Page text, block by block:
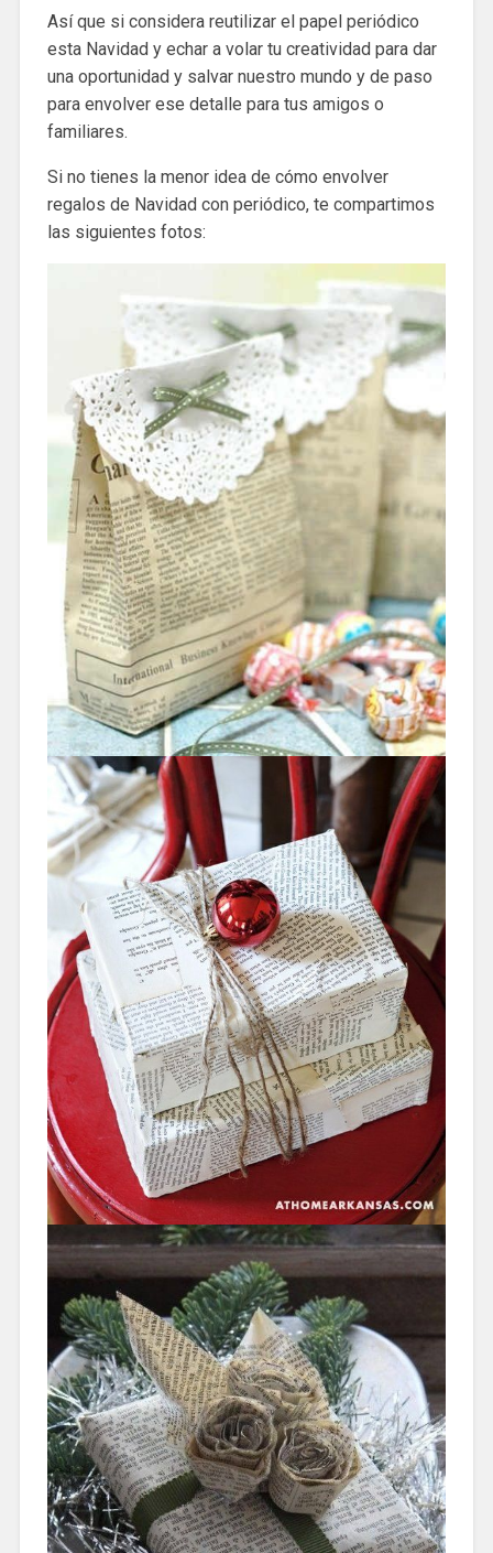
Así que si considera reutilizar el papel periódico
esta Navidad y echar a volar tu creatividad para dar
una oportunidad y salvar nuestro mundo y de paso
para envolver ese detalle para tus amigos o
familiares.
Si no tienes la menor idea de cómo envolver
regalos de Navidad con periódico, te compartimos
las siguientes fotos: